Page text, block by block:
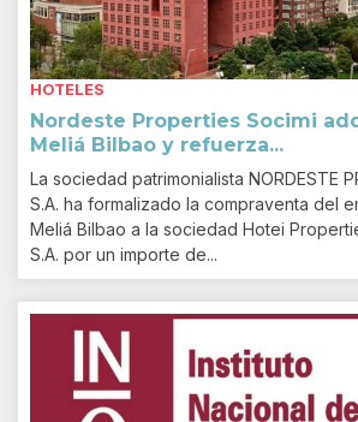
HOTELES
Nordeste Properties Socimi
Meliá Bilbao y refuerza...
La sociedad patrimonialista NORDESTE
S.A. ha formalizado la compraventa del
Meliá Bilbao a la sociedad Hotei
S.A. por un importe de...